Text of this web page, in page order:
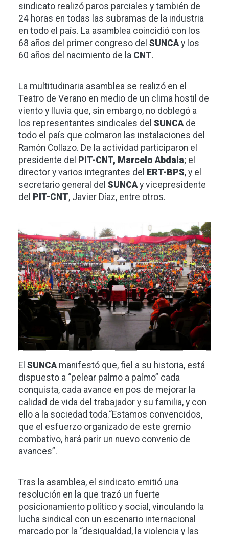
sindicato realizó paros parciales y también de
24 horas en todas las subramas de la industria
en todo el país. La asamblea coincidió con los
68 años del primer congreso del SUNCAy los
60 años del nacimiento de la CNT.
La multitudinaria asamblea se realizó en el
Teatro de Verano en medio de un clima hostil de
viento y lluvia que, sin embargo, no doblegó a
los representantes sindicales del SUNCA de
todo el país que colmaron las instalaciones del
Ramón Collazo. De la actividad participaron el
presidente del
PIT-CNT, Marcelo Abdala; el
director y varios integrantes del
ERT-BPS, y el
secretario general del SUNCAy vicepresidente
del
PIT-CNT, Javier Díaz, entre otros.
Imagen
El SUNCA manifestó que, fiel a su historia, está
dispuesto a “pelear palmo a palmo” cada
conquista, cada avance en pos de mejorar la
calidad de vida del trabajador y su familia, y con
ello a la sociedad toda.“Estamos convencidos,
que el esfuerzo organizado de este gremio
combativo, hará parir un nuevo convenio de
avances”.
Tras la asamblea, el sindicato emitió una
resolución en la que trazó un fuerte
posicionamiento político y social, vinculando la
lucha sindical con un escenario internacional
marcado por la “desigualdad, la violencia y las